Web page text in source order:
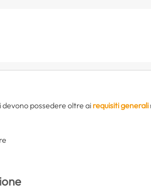
possedere oltre ai requisiti generali